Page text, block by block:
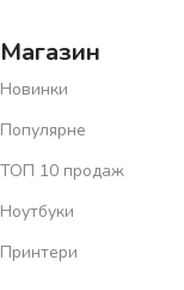
Магазин
Новинки
Популярне
ТОП 10 продаж
Ноутбуки
Принтери